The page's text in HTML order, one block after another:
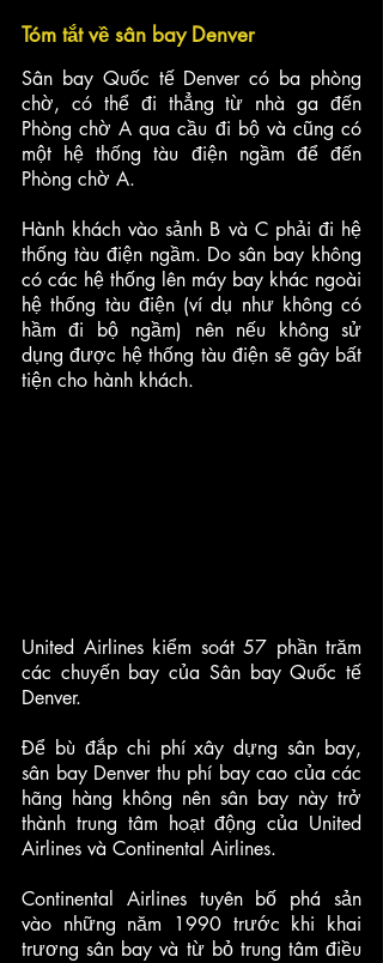
Tóm tắt về sân bay Denver
Sân bay Quốc tế Denver có ba phòng
chờ, có thể đi thẳng từ nhà ga đến
Phòng chờ A qua cầu đi bộ và cũng có
một hệ thống tàu điện ngầm để đến
Phòng chờ A.
Hành khách vào sảnh B và C phải đi hệ
thống tàu điện ngầm. Do sân bay không
có các hệ thống lên máy bay khác ngoài
hệ thống tàu điện (ví dụ như không có
hầm đi bộ ngầm) nên nếu không sử
dụng được hệ thống tàu điện sẽ gây bất
tiện cho hành khách.
United Airlines kiểm soát 57 phần trăm
các chuyến bay của Sân bay Quốc tế
Denver.
Để bù đắp chi phí xây dựng sân bay,
sân bay Denver thu phí bay cao của các
hãng hàng không nên sân bay này trở
thành trung tâm hoạt động của United
Airlines và Continental Airlines.
Continental Airlines tuyên bố phá sản
vào những năm 1990 trước khi khai
trương sân bay và từ bỏ trung tâm điều